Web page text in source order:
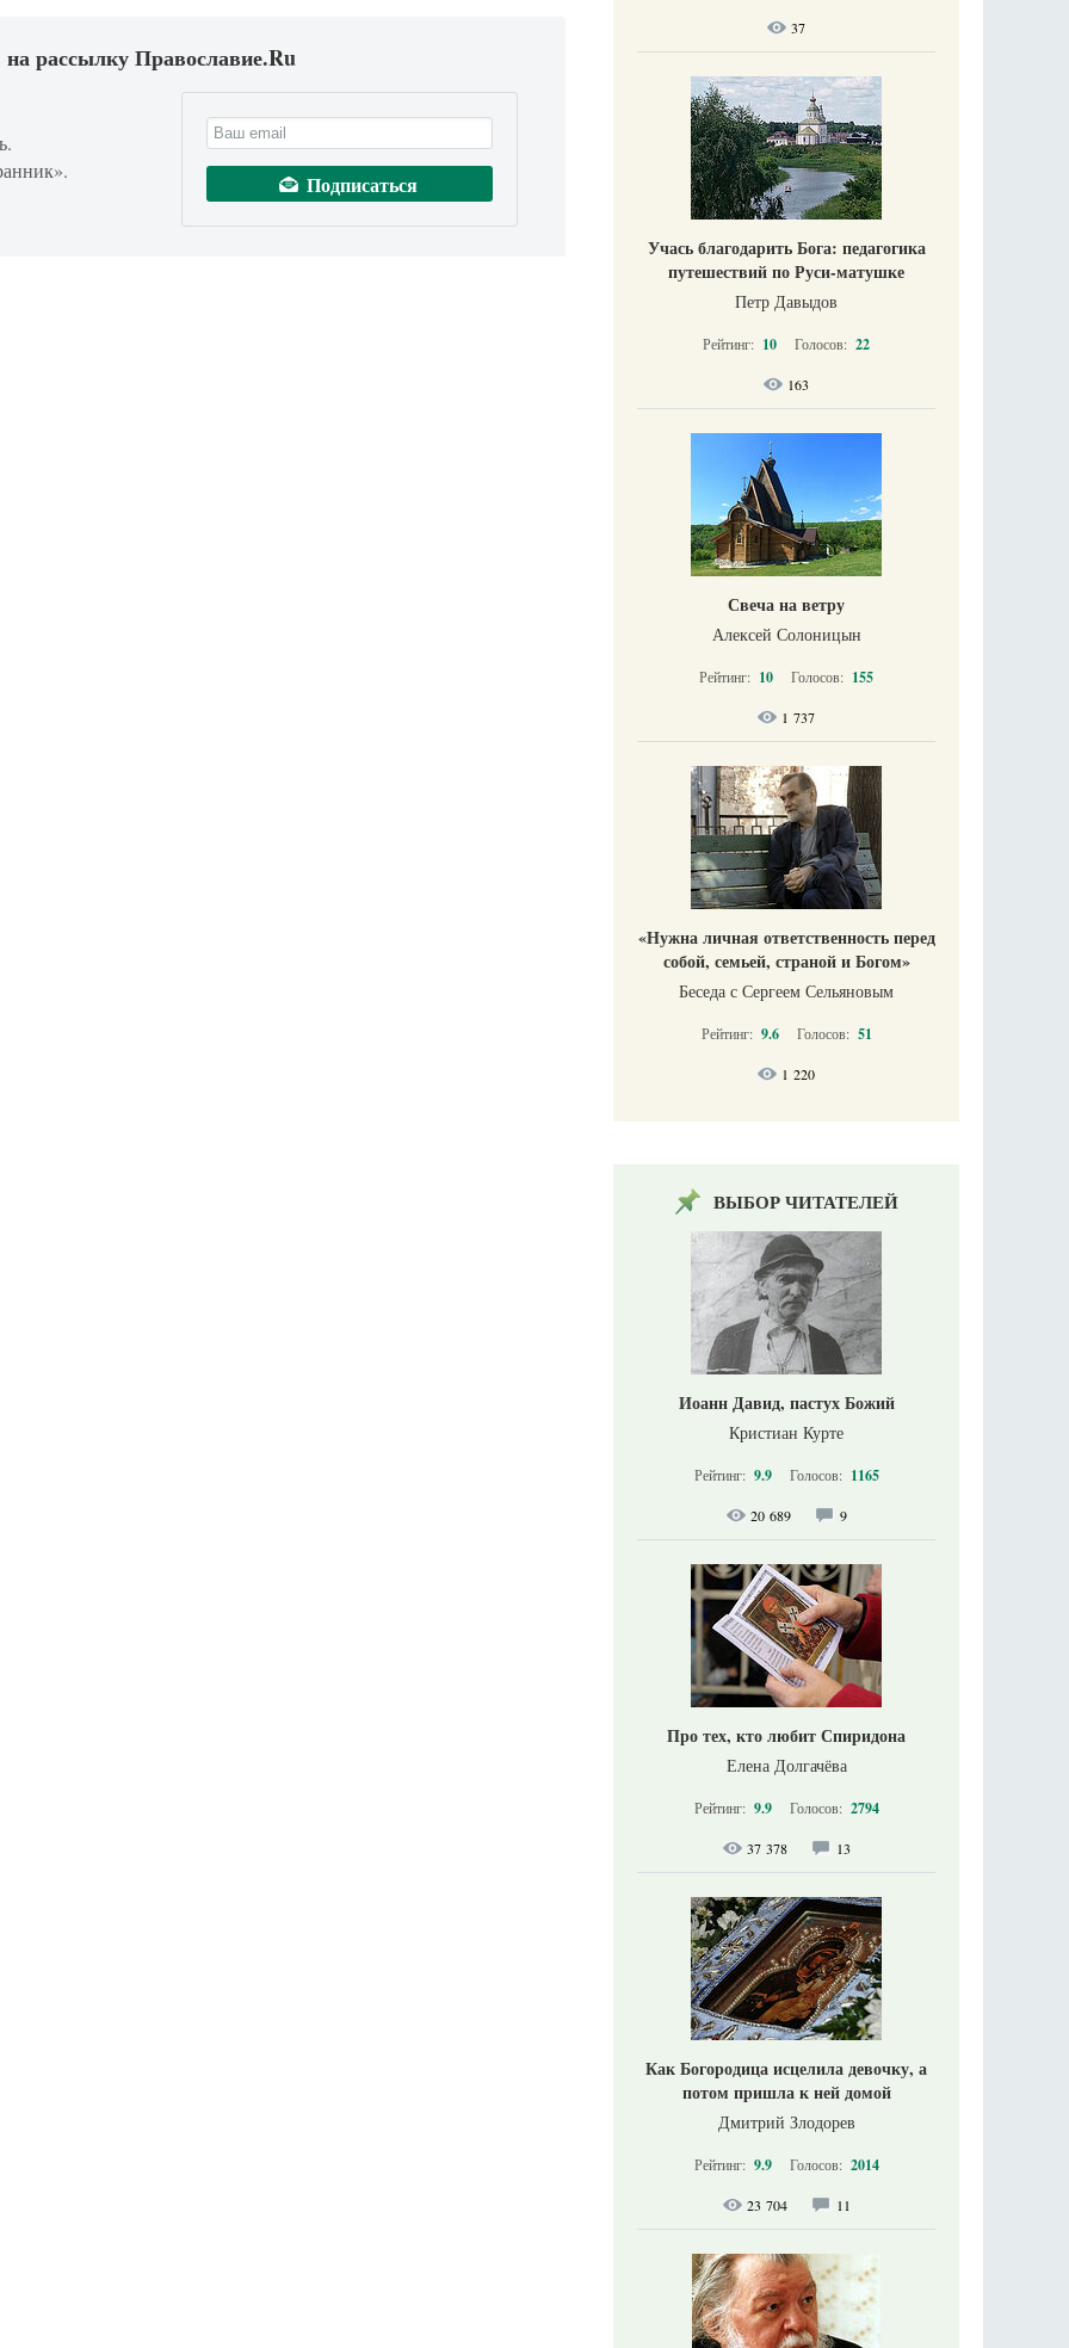
рассылку Православие.Ru
37
Учась благодарить Бога: педагогика
путешествий по Руси-матушке
Петр Давыдов
Рейтинг: 10 Голосов: 22
163
Свеча на ветру
Алексей Солоницын
Рейтинг: 10 Голосов: 155
1 737
«Нужна личная ответственность перед
собой, семьей, страной и Богом»
Беседа с Сергеем Сельяновым
Рейтинг: 9.6 Голосов: 51
1 220
ВЫБОР ЧИТАТЕЛЕЙ
Иоанн Давид, пастух Божий
Кристиан Курте
Рейтинг: 9.9 Голосов: 1165
20 689 9
Про тех, кто любит Спиридона
Елена Долгачёва
Рейтинг: 9.9 Голосов: 2794
37 378 13
Как Богородица исцелила девочку, а
потом пришла к ней домой
Дмитрий Злодорев
Рейтинг: 9.9 Голосов: 2014
23 704 11